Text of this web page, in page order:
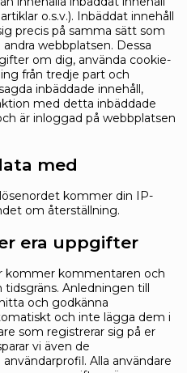
o.s.v.). Inbäddat innehåll
precis på samma sätt som
webbplatsen. Dessa
om dig, använda cookie-
från tredje part och
inbäddade innehåll,
med detta inbäddade
är inloggad på webbplatsen
med
kommer din IP-
om återställning.
era uppgifter
kommer kommentaren och
Anledningen till
och godkänna
och inte lägga dem i
som registrerar sig på er
vi även de
Alla användare